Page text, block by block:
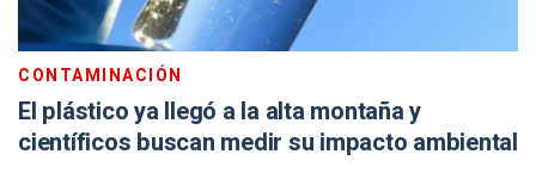
CONTAMINACIÓN
El plástico ya llegó a la alta montaña y
científicos buscan medir su impacto ambiental